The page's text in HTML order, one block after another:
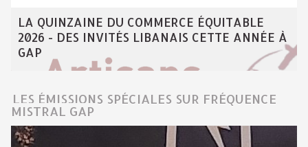
LA QUINZAINE DU COMMERCE ÉQUITABLE
2026 - DES INVITÉS LIBANAIS CETTE ANNÉE À
GAP
LES ÉMISSIONS SPÉCIALES SUR FRÉQUENCE
MISTRAL GAP